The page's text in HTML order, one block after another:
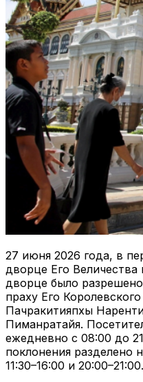
27 июня 2026 года, в
дворце Его
дворце было
праху Его
Пачракитияпхы
Пиманратайя.
ежедневно с 08:00 до
поклонения разделено
11:30–16:00 и 20:00–21:00.